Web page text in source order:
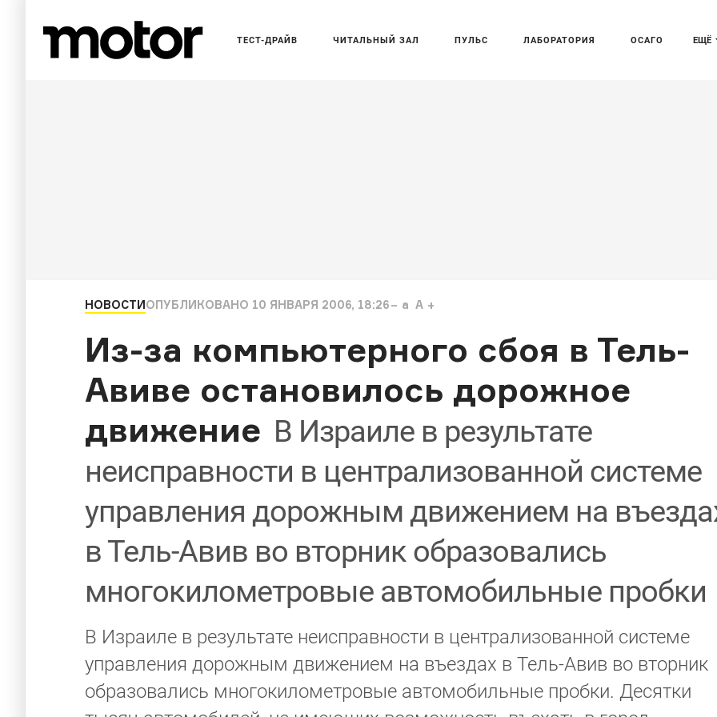
ЕЩЁ
ТЕСТ-ДРАЙВ ЧИТАЛЬНЫЙ ЗАЛ ПУЛЬС ЛАБОРАТОРИЯ ОСАГО
НОВОСТИОПУБЛИКОВАНО 10 ЯНВАРЯ 2006, 18:26 a A
Из-за компьютерного сбоя в Тель-
Авиве остановилось дорожное
движение В Израиле в результате
неисправности в централизованной системе
управления дорожным движением на
в Тель-Авив во вторник образовались
многокилометровые автомобильные пробки
В Израиле в результате неисправности в централизованной системе
управления дорожным движением на въездах в Тель-Авив во вторник
образовались многокилометровые автомобильные пробки. Десятки